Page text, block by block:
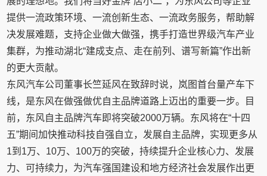
提供一流政策环境、一流创新生态、一流政务服务，帮助解
决发展难题，支持企业做大做强，携手打造世界级汽车产业
集群，为推动湖北“建成支点、走在前列、谱写新篇”作出新
的更大贡献。
东风汽车公司董事长竺延风在致辞时说，岚图首台量产车下
线，是东风在做强做优自主品牌道路上迈出的重要一步。目
前，东风自主品牌汽车即将突破2000万辆。东风将在“十四
五”期间加快推动科技自强自立，发展自主品牌，实现更多从
1到1万、10万、100万的突破，持续提升企业核心力、发展
力、可持续力，为汽车强国建设和地方经济社会发展作出更